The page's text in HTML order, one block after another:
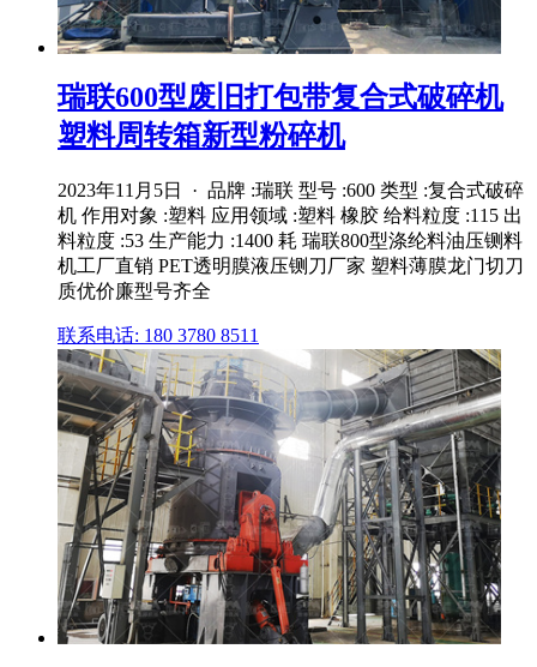
瑞联600型废旧打包带复合式破碎机
塑料周转箱新型粉碎机
2023年11月5日 · 品牌 :瑞联 型号 :600 类型 :复合式破碎
机 作用对象 :塑料 应用领域 :塑料 橡胶 给料粒度 :115 出
料粒度 :53 生产能力 :1400 耗 瑞联800型涤纶料油压铡料
机工厂直销 PET透明膜液压铡刀厂家 塑料薄膜龙门切刀
质优价廉型号齐全
联系电话: 180 3780 8511